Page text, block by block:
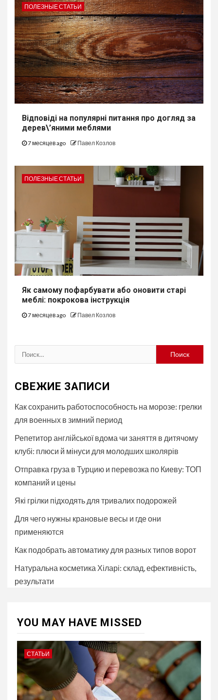
ПОЛЕЗНЫЕ СТАТЬИ
Відповіді на популярні питання про догляд за
дерев\’яними меблями
7 месяцев ago Павел Козлов
ПОЛЕЗНЫЕ СТАТЬИ
Як самому пофарбувати або оновити старі
меблі: покрокова інструкція
7 месяцев ago Павел Козлов
Найти:
СВЕЖИЕ ЗАПИСИ
Как сохранить работоспособность на морозе: грелки
для военных в зимний период
Репетитор англійської вдома чи заняття в дитячому
клубі: плюси й мінуси для молодших школярів
Отправка груза в Турцию и перевозка по Киеву: ТОП
компаний и цены
Які грілки підходять для тривалих подорожей
Для чего нужны крановые весы и где они
применяются
Как подобрать автоматику для разных типов ворот
Натуральна косметика Хіларі: склад, ефективність,
результати
YOU MAY HAVE MISSED
СТАТЬИ